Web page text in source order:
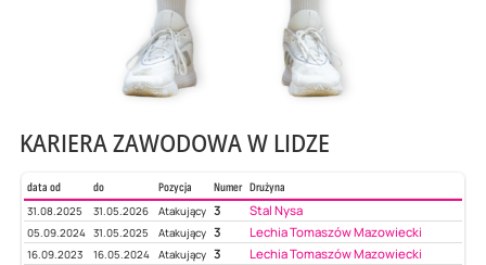
KARIERA ZAWODOWA W LIDZE
data od do Pozycja Numer Drużyna
31.08.2025
31.05.2026 Atakujący 3 Stal Nysa
05.09.2024 31.05.2025 Atakujący 3 Lechia Tomaszów Mazowiecki
16.09.2023 16.05.2024 Atakujący 3 Lechia Tomaszów Mazowiecki